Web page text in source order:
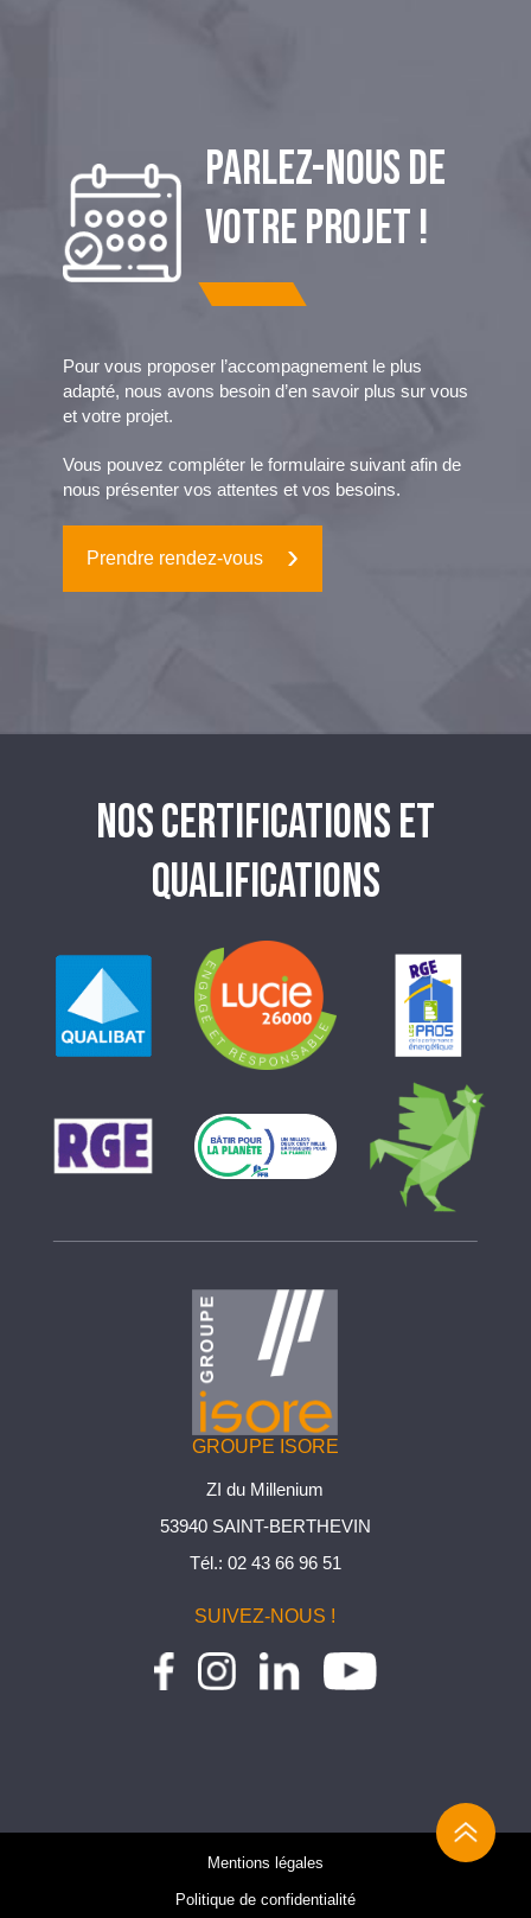
PARLEZ-NOUS DE
VOTRE PROJET !
Pour vous proposer l’accompagnement le plus
adapté, nous avons besoin d’en savoir plus sur vous
et votre projet.
Vous pouvez compléter le formulaire suivant afin de
nous présenter vos attentes et vos besoins.
Prendre rendez-vous
NOS CERTIFICATIONS ET
QUALIFICATIONS
GROUPE ISORE
ZI du Millenium
53940 SAINT-BERTHEVIN
Tél.: 02 43 66 96 51
SUIVEZ-NOUS !
Mentions légales
Politique de confidentialité